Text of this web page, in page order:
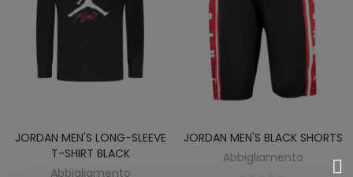
JORDAN MEN'S LONG-SLEEVE
T-SHIRT BLACK
Abbigliamento
JORDAN MEN'S BLACK SHORTS
Abbigliamento